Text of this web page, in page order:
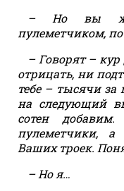
– Но вы же,
пулеметчиком,
– Говорят –
отрицать, ни
тебе – тысячи за
на следующий
сотен
пулеметчики,
Ваших троек.
– Но я…